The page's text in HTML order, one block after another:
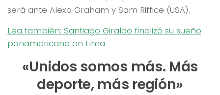
será ante Alexa Graham y Sam Riffice (USA).
Lea también: Santiago Giraldo finalizó su sueño
panamericano en Lima
«Unidos somos más. Más
deporte, más región»